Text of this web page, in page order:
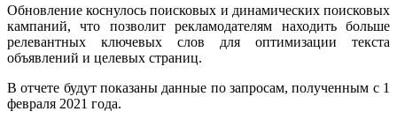
Обновление коснулось поисковых и динамических поисковых
кампаний, что позволит рекламодателям находить больше
релевантных ключевых слов для оптимизации текста
объявлений и целевых страниц.
В отчете будут показаны данные по запросам, полученным с 1
февраля 2021 года.